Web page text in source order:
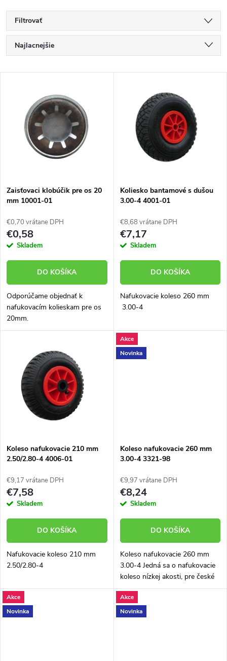
Filtrovať
R
a
e
p
r
o
d
u
Najlacnejšie
Abecedne
s
p
r
o
d
u
k
Zaisťovaci klobúčik pre os 20
mm 10001-01
€0,70 vrátane DPH
€0,58
Skladem
DO KOŠÍKA
Odporúčame objednať k
nafukovacím kolieskam pre os
20mm.
Koliesko bantamové s dušou
3.00-4 4001-01
€8,68 vrátane DPH
€7,17
Skladem
DO KOŠÍKA
Nafukovacie koleso 260 mm
3.00-4
Koleso nafukovacie 210 mm
2.50/2.80-4 4006-01
€9,17 vrátane DPH
€7,58
Skladem
DO KOŠÍKA
Nafukovacie koleso 210 mm
2.50/2.80-4
Akce
Novinka
Koleso nafukovacie 260 mm
3.00-4 3321-98
€9,97 vrátane DPH
€8,24
Skladem
DO KOŠÍKA
Koleso nafukovacie 260 mm
3.00-4 Jedná sa o nafukovacie
koleso nízkej akosti, pre české
výrobky ho ako náhradný diel
neodporúčame.
Akce
Novinka
Akce
Novinka